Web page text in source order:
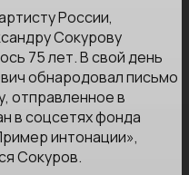
России,
Сокурову
75 лет. В свой день
обнародовал письмо
отправленное в
в соцсетях фонда
интонации»,
Сокуров.